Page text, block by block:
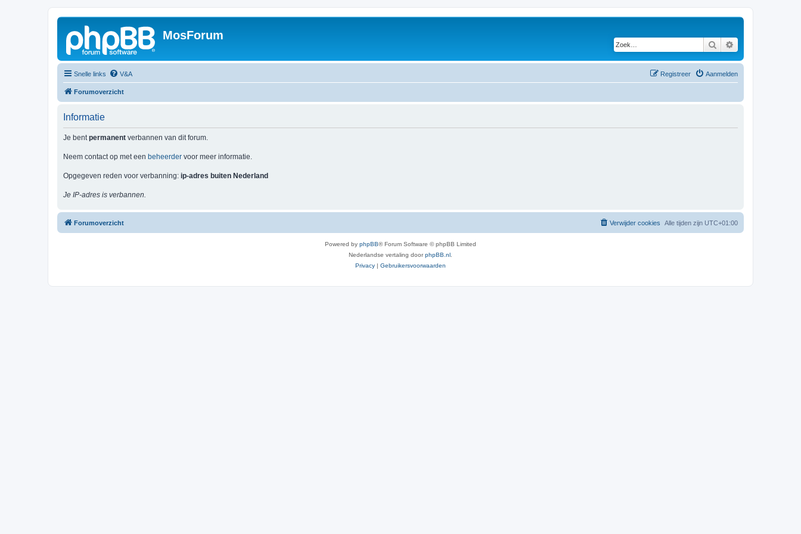
MosForum
Zoek
Snelle links V&A Aanmelden
Registreer
Forumoverzicht
Informatie
Je bentpermanent verbannen van dit forum.
Neem contact op met een beheerder voor meer informatie.
Opgegeven reden voor verbanning: ip-adres buiten Nederland
Je IP-adres is verbannen.
Forumoverzicht Alle tijden zijn UTC+01:00
Verwijder cookies
Powered by phpBB® Forum Software © phpBB Limited
Nederlandse vertaling doorphpBB.nl
Privacy | Gebruikersvoorwaarden